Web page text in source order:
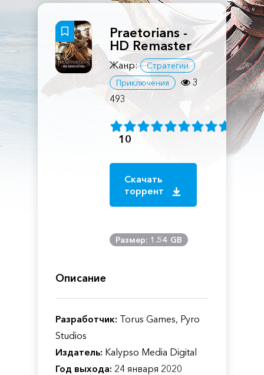
Praetorians -
HD Remaster
Жанр:
Стратегии
Приключения
3
493
10
Скачать
торрент
Размер: 1.54 GB
Описание
Разработчик: Torus Games, Pyro
Studios
Издатель: Kalypso Media Digital
Год выхода: 24 января 2020